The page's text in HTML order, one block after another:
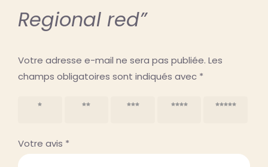
Regional red”
Votre adresse e-mail ne sera pas publiée. Les
champs obligatoires sont indiqués avec *
1 étoile 2 étoiles 3 étoiles 4 étoiles 5 étoiles
Votre avis *